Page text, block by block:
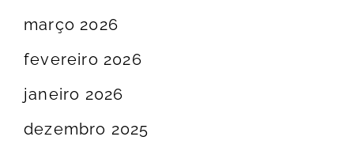
março 2026
fevereiro 2026
janeiro 2026
dezembro 2025